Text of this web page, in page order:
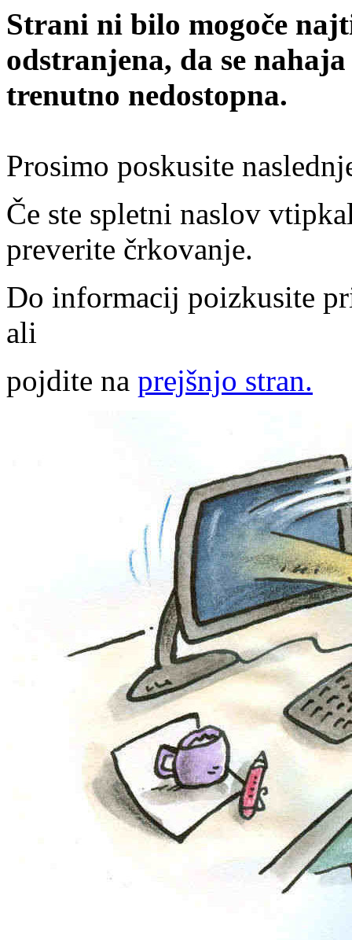
Strani ni bilo mogoče
odstranjena, da se
trenutno nedostopna.
Prosimo poskusite
Če ste spletni naslov
preverite črkovanje.
Do informacij poizkusite
ali
pojdite na prejšnjo stran.